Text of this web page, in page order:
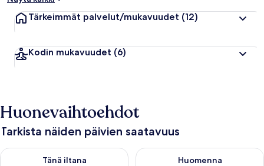
Tärkeimmät palvelut/mukavuudet (12)
Kodin mukavuudet (6)
Huonevaihtoehdot
Tarkista näiden päivien saatavuus
Tänä iltana
Tarkista tämän illan saatavuus elok. 9 - elok. 10
Huomenna
Tarkista huomisen saatavuus